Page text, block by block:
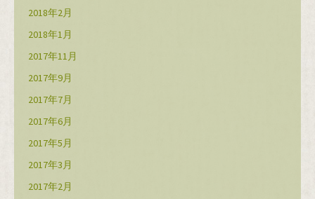
2018年2月
2018年1月
2017年11月
2017年9月
2017年7月
2017年6月
2017年5月
2017年3月
2017年2月